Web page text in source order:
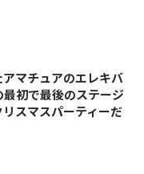
マチュアのエレキバ
初で最後のステージ
スマスパーティーだ